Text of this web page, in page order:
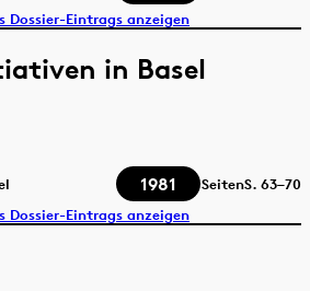
Dossier-Eintrags anzeigen
in Basel
1981 SeitenS. 63–70
Dossier-Eintrags anzeigen